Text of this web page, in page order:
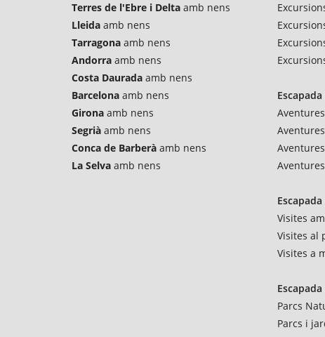
Terres de l'Ebre i Delta amb nens
Lleida amb nens
Tarragona amb nens
Andorra amb nens
Costa Daurada amb nens
Barcelona amb nens
Girona amb nens
Segrià amb nens
Conca de Barberà amb nens
La Selva amb nens
Visites
Visites al
Visites a
Parcs
Parcs i